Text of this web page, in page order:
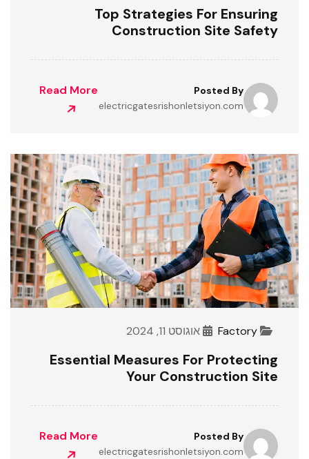
Top Strategies For Ensuring
Construction Site Safety
Posted By
electricgatesrishonletsiyon.com
Read More
Factory אוגוסט 11, 2024
Essential Measures For Protecting
Your Construction Site
Posted By
electricgatesrishonletsiyon.com
Read More